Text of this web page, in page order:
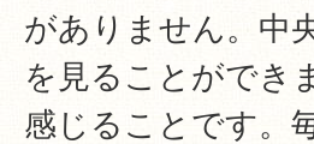
がありません。中
を見ることができ
感じることです。